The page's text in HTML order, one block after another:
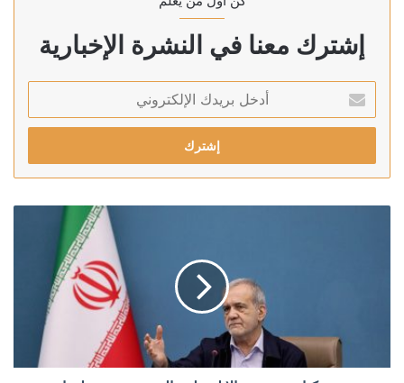
إشترك معنا في النشرة الإخبارية
بريدك
الإلكتروني